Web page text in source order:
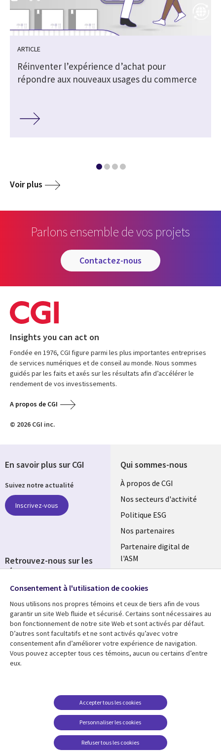
ARTICLE
Réinventer l’expérience d’achat pour
répondre aux nouveaux usages du commerce
Voir plus
Parlons ensemble de vos projets
contactez-nous
Insights you can act on
Fondée en 1976, CGI figure parmi les plus importantes entreprises
de services numériques et de conseil au monde. Nous sommes
guidés par les faits et axés sur les résultats afin d’accélérer le
rendement de vos investissements.
A propos de CGI
© 2026 CGI inc.
Qui sommes-nous
Useful
links
FRANCE
À propos de CGI
Nos secteurs d'activité
Politique ESG
Nos partenaires
Partenaire digital de
l'ASM
Fusions
Ressources
Library
Links
Articles
Blog
Support
Legal
Accessibilité
conditions juridiques
FAQ Carrières
Centre de gestion des
témoins
En savoir plus sur CGI
Suivez notre actualité
Inscrivez-vous
Retrouvez-nous sur les
réseaux
Social
Media
FRANCE
Consentement à l'utilisation de cookies
Nous utilisons nos propres témoins et ceux de tiers afin de vous
garantir un site Web fluide et sécurisé. Certains sont nécessaires au
bon fonctionnement de notre site Web et sont activés par défaut.
D’autres sont facultatifs et ne sont activés qu’avec votre
consentement afin d’améliorer votre expérience de navigation.
Vous pouvez accepter tous ces témoins, aucun ou certains d’entre
eux.
Personnaliser les cookies
Accepter tous les cookies
Refuser tous les cookies